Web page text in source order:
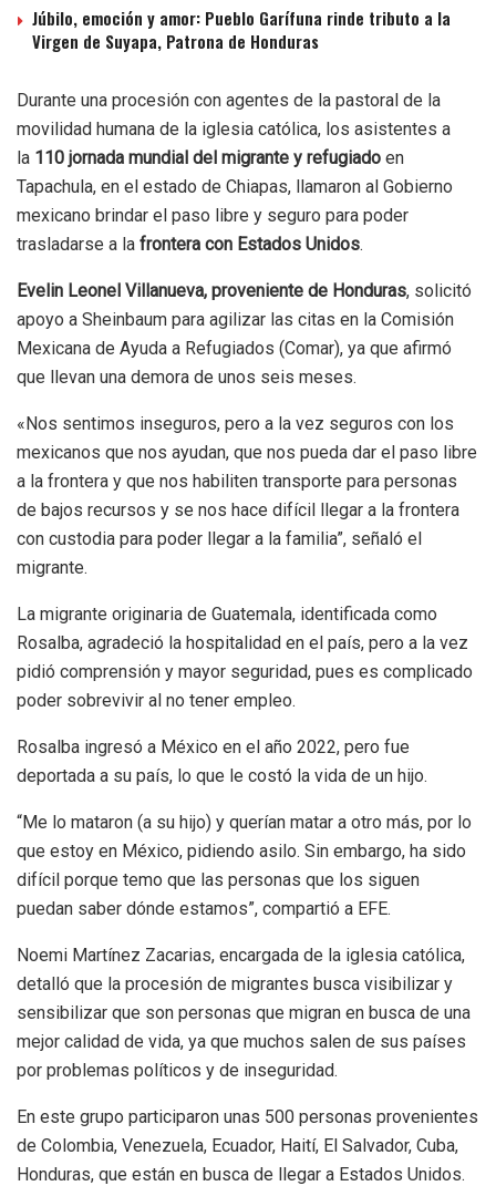
Júbilo, emoción y amor: Pueblo Garífuna rinde tributo a la
Virgen de Suyapa, Patrona de Honduras
Durante una procesión con agentes de la pastoral de la
movilidad humana de la iglesia católica, los asistentes a
la 110 jornada mundial del migrante y refugiado en
Tapachula, en el estado de Chiapas, llamaron al Gobierno
mexicano brindar el paso libre y seguro para poder
trasladarse a la frontera con Estados Unidos.
Evelin Leonel Villanueva, proveniente de Honduras, solicitó
apoyo a Sheinbaum para agilizar las citas en la Comisión
Mexicana de Ayuda a Refugiados (Comar), ya que afirmó
que llevan una demora de unos seis meses.
«Nos sentimos inseguros, pero a la vez seguros con los
mexicanos que nos ayudan, que nos pueda dar el paso libre
a la frontera y que nos habiliten transporte para personas
de bajos recursos y se nos hace difícil llegar a la frontera
con custodia para poder llegar a la familia”, señaló el
migrante.
La migrante originaria de Guatemala, identificada como
Rosalba, agradeció la hospitalidad en el país, pero a la vez
pidió comprensión y mayor seguridad, pues es complicado
poder sobrevivir al no tener empleo.
Rosalba ingresó a México en el año 2022, pero fue
deportada a su país, lo que le costó la vida de un hijo.
“Me lo mataron (a su hijo) y querían matar a otro más, por lo
que estoy en México, pidiendo asilo. Sin embargo, ha sido
difícil porque temo que las personas que los siguen
puedan saber dónde estamos”, compartió a EFE.
Noemi Martínez Zacarias, encargada de la iglesia católica,
detalló que la procesión de migrantes busca visibilizar y
sensibilizar que son personas que migran en busca de una
mejor calidad de vida, ya que muchos salen de sus países
por problemas políticos y de inseguridad.
En este grupo participaron unas 500 personas provenientes
de Colombia, Venezuela, Ecuador, Haití, El Salvador, Cuba,
Honduras, que están en busca de llegar a Estados Unidos.